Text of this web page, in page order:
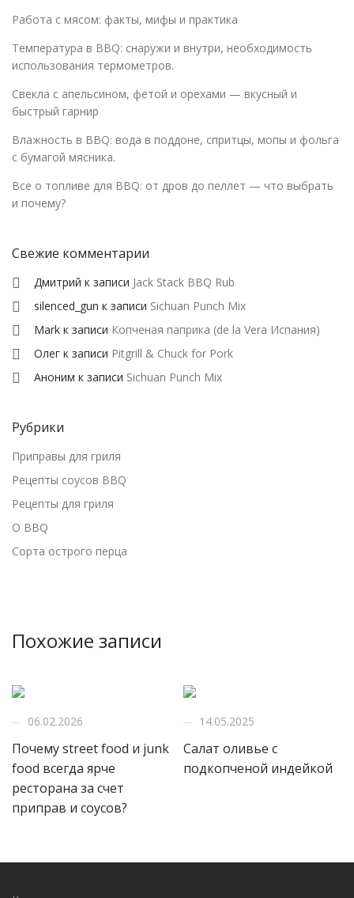
Работа с мясом: факты, мифы и практика
Температура в BBQ: снаружи и внутри, необходимость
использования термометров.
Свекла с апельсином, фетой и орехами — вкусный и
быстрый гарнир
Влажность в BBQ: вода в поддоне, спритцы, мопы и фольга
с бумагой мясника.
Все о топливе для BBQ: от дров до пеллет — что выбрать
и почему?
Свежие комментарии
Дмитрий к записи Jack Stack BBQ Rub
silenced_gun к записи Sichuan Punch Mix
Mark к записи Копченая паприка (de la Vera Испания)
Олег к записи Pitgrill & Chuck for Pork
Аноним к записи Sichuan Punch Mix
Рубрики
Приправы для гриля
Рецепты соусов BBQ
Рецепты для гриля
О BBQ
Сорта острого перца
Похожие записи
06.02.2026
Почему street food и junk
food всегда ярче
ресторана за счет
приправ и соусов?
14.05.2025
Салат оливье с
подкопченой индейкой